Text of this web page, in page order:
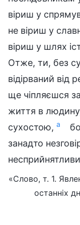
віриш у
не віриш у
віриш у шлях
Отже, ти, без
відірваний від
ще чіпляєшся
життя в
сухостою, a
занадто
«Слово, т. 1.
останніх